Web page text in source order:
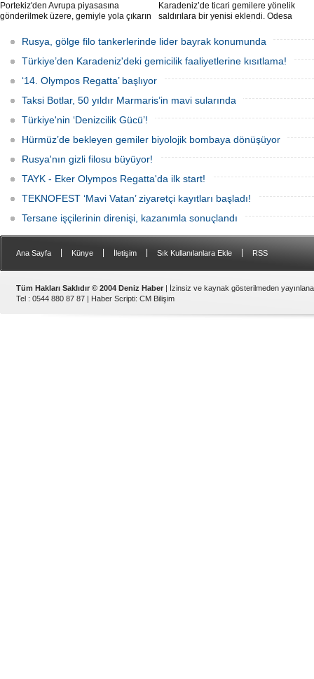
Portekiz'den Avrupa piyasasına
gönderilmek üzere, gemiyle yola çıkarın
hava ve deniz kuvvetlerinin
operasyonuyla durduruldu. Operasyon
kapsamında, gemideki iki yabancı
uyruklu kişi bir gemi mürettebatı
gözaltına alındı.
Karadeniz’de ticari gemilere yönelik
saldırılara bir yenisi eklendi. Odesa
aldığı Alman işletmesindeki Emil
gemisinde yangın çıktı; teknik sistemler
durunca mürettebat tahliye edildi.
Rusya, gölge filo tankerlerinde lider bayrak konumunda
Türkiye’den Karadeniz'deki gemicilik faaliyetlerine kısıtlama!
‘14. Olympos Regatta’ başlıyor
Taksi Botlar, 50 yıldır Marmaris’in mavi sularında
Türkiye'nin ‘Denizcilik Gücü’!
Hürmüz’de bekleyen gemiler biyolojik bombaya dönüşüyor
Rusya'nın gizli filosu büyüyor!
TAYK - Eker Olympos Regatta'da ilk start!
TEKNOFEST ‘Mavi Vatan’ ziyaretçi kayıtları başladı!
Tersane işçilerinin direnişi, kazanımla sonuçlandı
Ana Sayfa Künye İletişim Sık Kullanılanlara Ekle RSS
Tüm Hakları Saklıdır © 2004 Deniz Haber | İzinsiz ve kaynak gösterilmeden
Tel : 0544 880 87 87 | Haber Scripti: CM Bilişim